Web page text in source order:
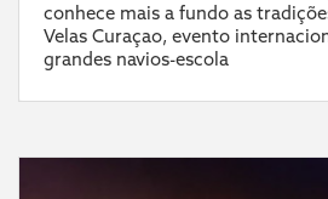
conhece mais a fundo as
Velas Curaçao, evento
grandes navios-escola